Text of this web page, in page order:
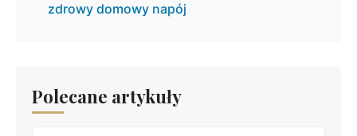
zdrowy domowy napój
Polecane artykuły